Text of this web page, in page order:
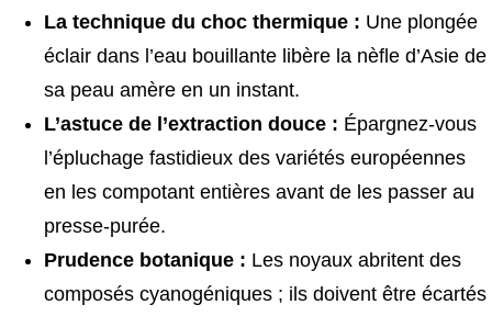
La technique du choc thermique : Une plongée
éclair dans l’eau bouillante libère la nèfle d’Asie de
sa peau amère en un instant.
L’astuce de l’extraction douce : Épargnez-vous
l’épluchage fastidieux des variétés européennes
en les compotant entières avant de les passer au
presse-purée.
Prudence botanique : Les noyaux abritent des
composés cyanogéniques ; ils doivent être écartés